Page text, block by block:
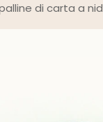
di carta a